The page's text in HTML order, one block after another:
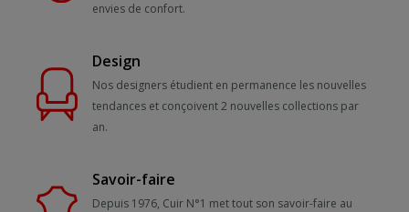
envies de confort.
Design
Nos designers étudient en permanence les nouvelles
tendances et conçoivent 2 nouvelles collections par
an.
Savoir-faire
Depuis 1976, Cuir N°1 met tout son savoir-faire au